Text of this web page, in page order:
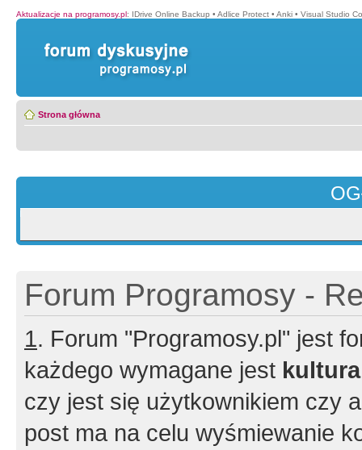
Aktualizacje na programosy.pl: IDrive Online Backup • Adlice Protect • Anki • Visual Studio
Strona główna
Forum Programosy -
1. Forum "Programosy.pl" jest
każdego wymagane jest
czy jest się użytkownikiem czy
post ma na celu wyśmiewanie